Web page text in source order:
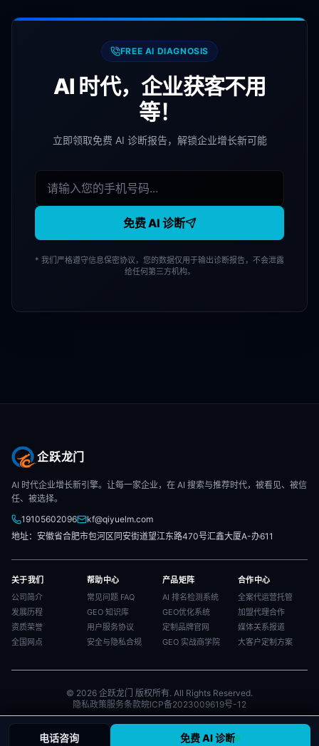
FREE AI DIAGNOSIS
AI 时代，企业获客不用
等！
立即领取免费 AI 诊断报告，解锁企业增长新可能
免费 AI 诊断
* 我们严格遵守信息保密协议，您的数据仅用于输出诊断报告，不会泄露
给任何第三方机构。
企跃龙门
AI 时代企业增长新引擎。让每一家企业，在 AI 搜索与推荐时代，被看见、被信
任、被选择。
19105602096
kf@qiyuelm.com
地址：安徽省合肥市包河区同安街道望江东路470号汇鑫大厦A-办611
关于我们
公司简介
发展历程
资质荣誉
全国网点
帮助中心
常见问题 FAQ
GEO 知识库
用户服务协议
安全与隐私合规
产品矩阵
AI 排名检测系统
GEO优化系统
定制品牌官网
GEO 实战商学院
合作中心
全案代运营托管
加盟代理合作
媒体关系报道
大客户定制方案
© 2026 企跃龙门 版权所有. All Rights Reserved.
隐私政策服务条款皖ICP备2023009619号-12
电话咨询 免费 AI 诊断